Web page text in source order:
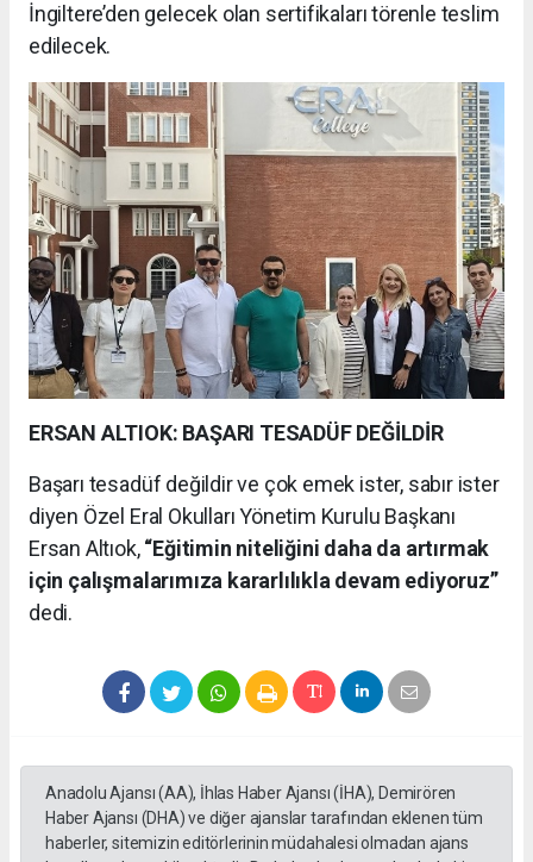
İngiltere’den gelecek olan sertifikaları törenle teslim
edilecek.
ERSAN ALTIOK: BAŞARI TESADÜF DEĞİLDİR
Başarı tesadüf değildir ve çok emek ister, sabır ister
diyen Özel Eral Okulları Yönetim Kurulu Başkanı
Ersan Altıok,“Eğitimin niteliğini daha da artırmak
için çalışmalarımıza kararlılıkla devam ediyoruz”
dedi.
Anadolu Ajansı (AA), İhlas Haber Ajansı (İHA), Demirören
Haber Ajansı (DHA) ve diğer ajanslar tarafından eklenen tüm
haberler, sitemizin editörlerinin müdahalesi olmadan ajans